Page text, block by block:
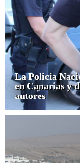
La Policía
en Canarias y
autores